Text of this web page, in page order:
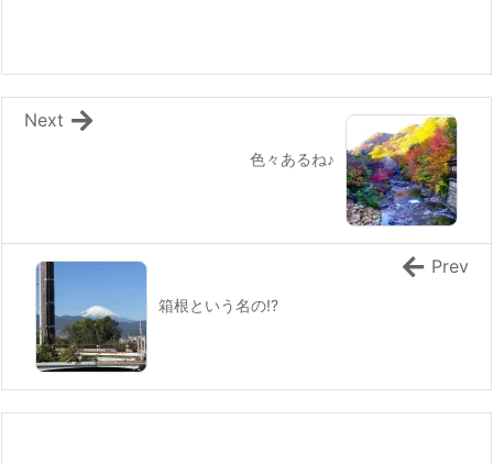
色々あるね♪
Next
箱根という名の!?
Prev